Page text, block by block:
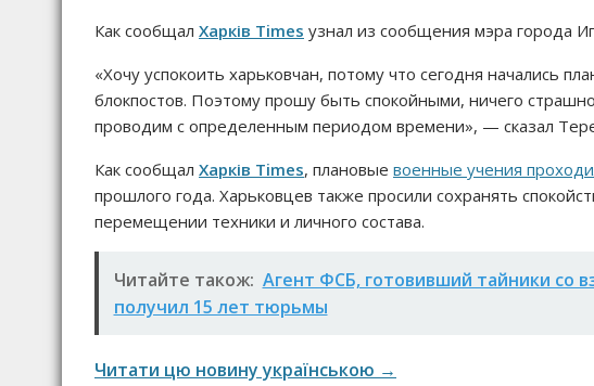
Как сообщал Харків Times узнал из сообщения мэра города
«Хочу успокоить харьковчан, потому что сегодня начались
блокпостов. Поэтому прошу быть спокойными, ничего
проводим с определенным периодом времени», — сказал
Как сообщал Харків Times, плановые военные учения
прошлого года. Харьковцев также просили сохранять
перемещении техники и личного состава.
Читайте також: Агент ФСБ, готовивший тайники со
получил 15 лет тюрьмы
Читати цю новину українською →